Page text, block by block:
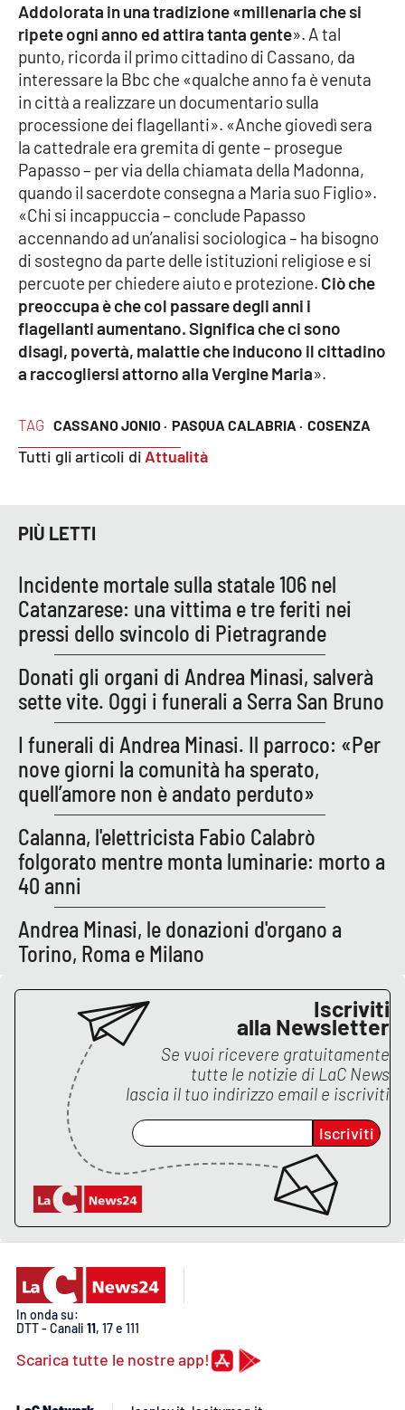
Ilreggino.it
Cosenzachannel.it
Ilvibonese.it
Catanzarochannel.it
Android
Apple
TAG CASSANO JONIO · PASQUA CALABRIA · COSENZA
Tutti gli articoli di Attualità
Addolorata in una tradizione «millenaria che si
ripete ogni anno ed attira tanta gente». A tal
punto, ricorda il primo cittadino di Cassano, da
interessare la Bbc che «qualche anno fa è venuta
in città a realizzare un documentario sulla
processione dei flagellanti». «Anche giovedì sera
la cattedrale era gremita di gente – prosegue
Papasso – per via della chiamata della Madonna,
quando il sacerdote consegna a Maria suo Figlio».
«Chi si incappuccia – conclude Papasso
accennando ad un’analisi sociologica – ha bisogno
di sostegno da parte delle istituzioni religiose e si
percuote per chiedere aiuto e protezione. Ciò che
preoccupa è che col passare degli anni i
flagellanti aumentano. Significa che ci sono
disagi, povertà, malattie che inducono il cittadino
a raccogliersi attorno alla Vergine Maria».
PIÙ LETTI
Incidente mortale sulla statale 106 nel
Catanzarese: una vittima e tre feriti nei
pressi dello svincolo di Pietragrande
Donati gli organi di Andrea Minasi, salverà
sette vite. Oggi i funerali a Serra San Bruno
I funerali di Andrea Minasi. Il parroco: «Per
nove giorni la comunità ha sperato,
quell’amore non è andato perduto»
Calanna, l'elettricista Fabio Calabrò
folgorato mentre monta luminarie: morto a
40 anni
Andrea Minasi, le donazioni d'organo a
Torino, Roma e Milano
Iscriviti
alla Newsletter
Se vuoi ricevere gratuitamente
tutte le notizie di LaC News
lascia il tuo indirizzo email e iscriviti
Iscriviti
In onda su:
DTT - Canali 11, 17 e 111
Scarica tutte le nostre app!